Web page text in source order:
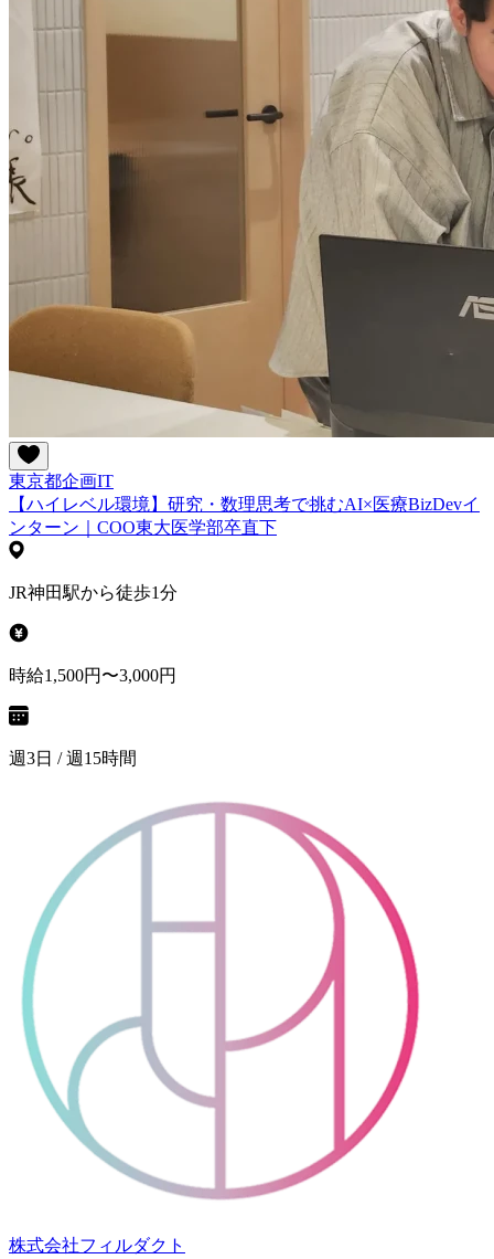
東京都企画IT
【ハイレベル環境】研究・数理思考で挑むAI×医療BizDevイ
ンターン｜COO東大医学部卒直下
JR神田駅から徒歩1分
時給1,500円〜3,000円
週3日 / 週15時間
株式会社フィルダクト